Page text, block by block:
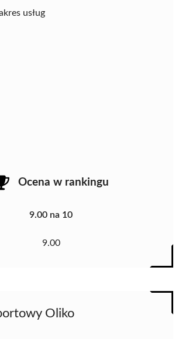
usług
Ocena w rankingu
9.00 na 10
9.00
Oliko